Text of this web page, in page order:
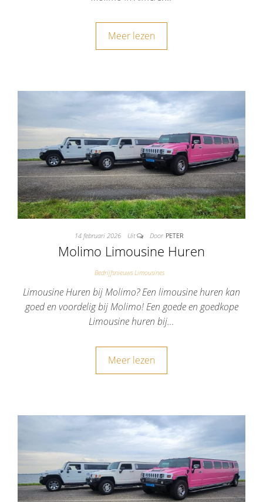
Meer lezen
14 februari 2026 Uit Door PETER
Molimo Limousine Huren
Bedrijfsnieuws Limousines
Limousine Huren bij Molimo? Een limousine huren kan
goed en voordelig bij Molimo! Een goede en goedkope
Limousine huren bij…
Meer lezen